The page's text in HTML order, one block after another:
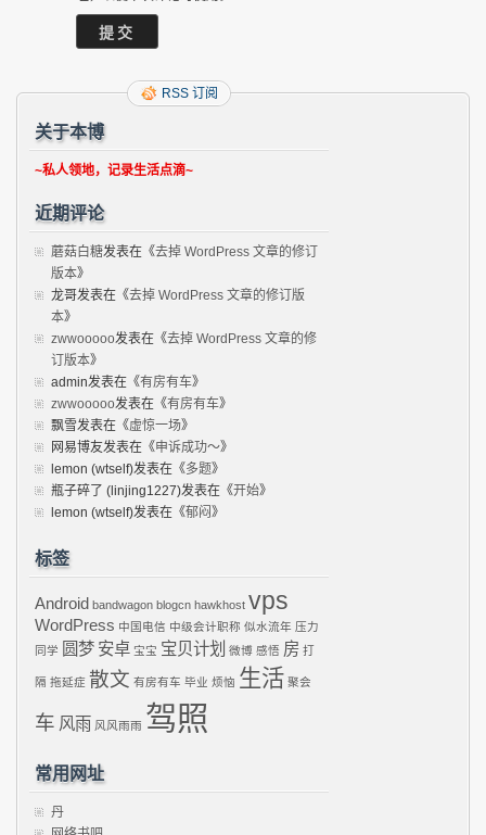
RSS 订阅
关于本博
~私人领地，记录生活点滴~
近期评论
蘑菇白糖发表在《去掉 WordPress 文章的修订
版本》
龙哥发表在《去掉 WordPress 文章的修订版
本》
zwwooooo发表在《去掉 WordPress 文章的修
订版本》
admin发表在《有房有车》
zwwooooo发表在《有房有车》
飘雪发表在《虚惊一场》
网易博友发表在《申诉成功～》
lemon (wtself)发表在《多题》
瓶子碎了 (linjing1227)发表在《开始》
lemon (wtself)发表在《郁闷》
标签
Android bandwagon blogcn hawkhost vps
WordPress 中国电信 中级会计职称 似水流年 压力
同学 圆梦 安卓 宝宝 宝贝计划 微博 感悟 房 打
隔 拖延症 散文 有房有车 毕业 烦恼 生活 聚会
车 风雨 风风雨雨 驾照
常用网址
丹